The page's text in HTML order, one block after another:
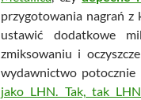
przygotowania nagrań z
ustawić dodatkowe
zmiksowaniu i
wydawnictwo
jako LHN. Tak, tak